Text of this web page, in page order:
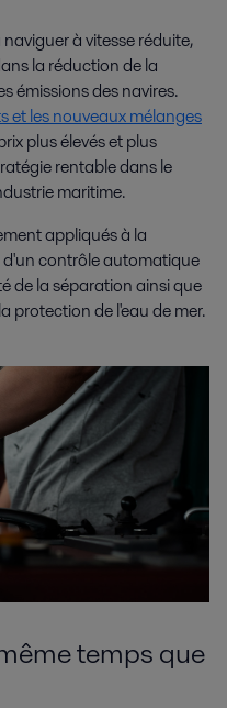
à vitesse réduite,
la réduction de la
émissions des navires.
et les nouveaux mélanges
plus élevés et plus
rentable dans le
maritime.
appliqués à la
contrôle automatique
de la séparation ainsi que
protection de l'eau de mer.
temps que